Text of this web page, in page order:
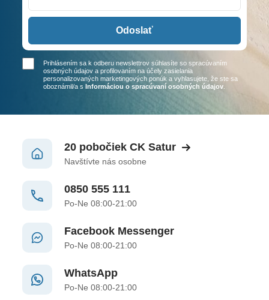
Odoslať
Prihlásením sa k odberu newslettrov súhlasíte so spracúvaním
osobných údajov a profilovaním na účely zasielania
personalizovaných marketingových ponúk a vyhlasujete, že ste sa
oboznámil/a s Informáciou o spracúvaní osobných údajov
20 pobočiek CK Satur
Navštívte nás osobne
0850 555 111
Po-Ne 08:00-21:00
Facebook Messenger
Po-Ne 08:00-21:00
WhatsApp
Po-Ne 08:00-21:00